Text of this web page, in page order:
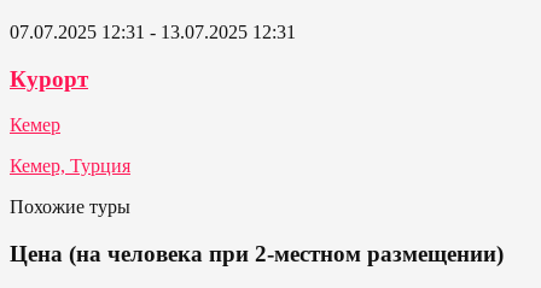
07.07.2025 12:31 - 13.07.2025 12:31
Курорт
Кемер
Кемер, Турция
Похожие туры
Цена (на человека при 2-местном размещении)